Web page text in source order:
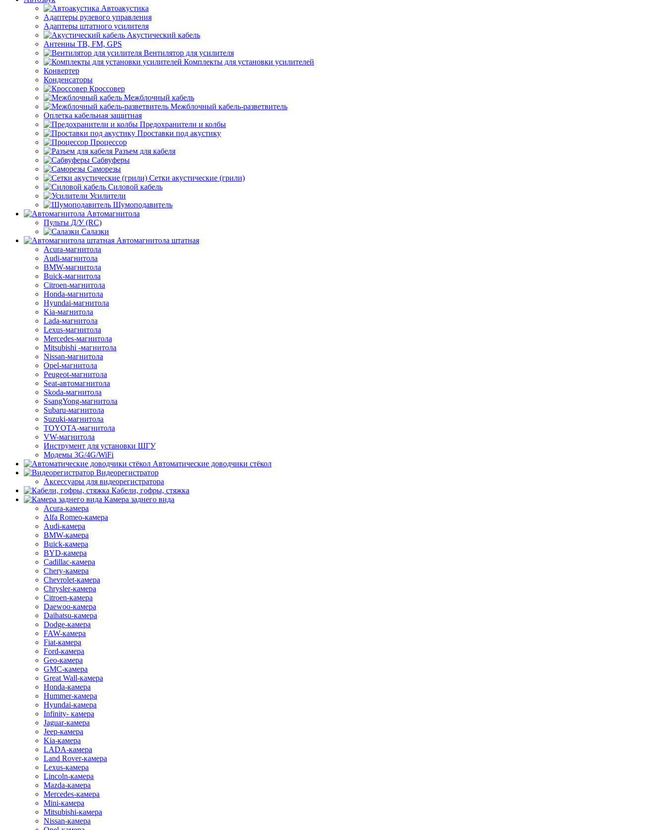
Автоакустика
Адаптеры рулевого управления
Адаптеры штатного усилителя
Акустический кабель
Антенны ТВ, FM, GPS
Вентилятор для усилителя
Комплекты для установки усилителей
Конвертер
Конденсаторы
Кроссовер
Межблочный кабель
Межблочный кабель-разветвитель
Оплетка кабельная защитная
Предохранители и колбы
Проставки под акустику
Процессор
Разъем для кабеля
Сабвуферы
Саморезы
Сетки акустические (грили)
Силовой кабель
Усилители
Шумоподавитель
Автомагнитола
Пульты Д/У (RC)
Салазки
Автомагнитола штатная
Acura-магнитола
Audi-магнитола
BMW-магнитола
Buick-магнитола
Citroen-магнитола
Honda-магнитола
Hyundai-магнитола
Kia-магнитола
Lada-магнитола
Lexus-магнитола
Mercedes-магнитола
Mitsubishi -магнитола
Nissan-магнитола
Opel-магнитола
Peugeot-магнитола
Seat-автомагнитола
Skoda-магнитола
SsangYong-магнитола
Subaru-магнитола
Suzuki-магнитола
TOYOTA-магнитола
VW-магнитола
Инструмент для установки ШГУ
Модемы 3G/4G/WiFi
Автоматические доводчики стёкол
Видеорегистратор
Аксессуары для видеорегистратора
Кабели, гофры, стяжка
Камера заднего вида
Acura-камера
Alfa Romeo-камера
Audi-камера
BMW-камера
Buick-камера
BYD-камера
Cadillac-камера
Chery-камера
Chevrolet-камера
Chrysler-камера
Citroen-камера
Daewoo-камера
Daihatsu-камера
Dodge-камера
FAW-камера
Fiat-камера
Ford-камера
Geo-камера
GMC-камера
Great Wall-камера
Honda-камера
Hummer-камера
Hyundai-камера
Infinity- камера
Jaguar-камера
Jeep-камера
Kia-камера
LADA-камера
Land Rover-камера
Lexus-камера
Lincoln-камера
Mazda-камера
Mercedes-камера
Mini-камера
Mitsubishi-камера
Nissan-камера